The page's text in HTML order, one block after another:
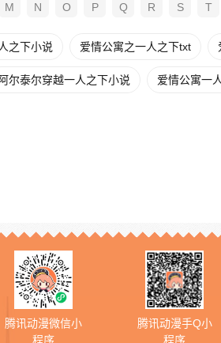
M N O P Q R S T
之下小说 爱情公寓之一人之下txt
阿尔泰尔穿越一人之下小说 爱情公寓一
腾讯动漫微信小
程序
腾讯动漫手Q小
程序